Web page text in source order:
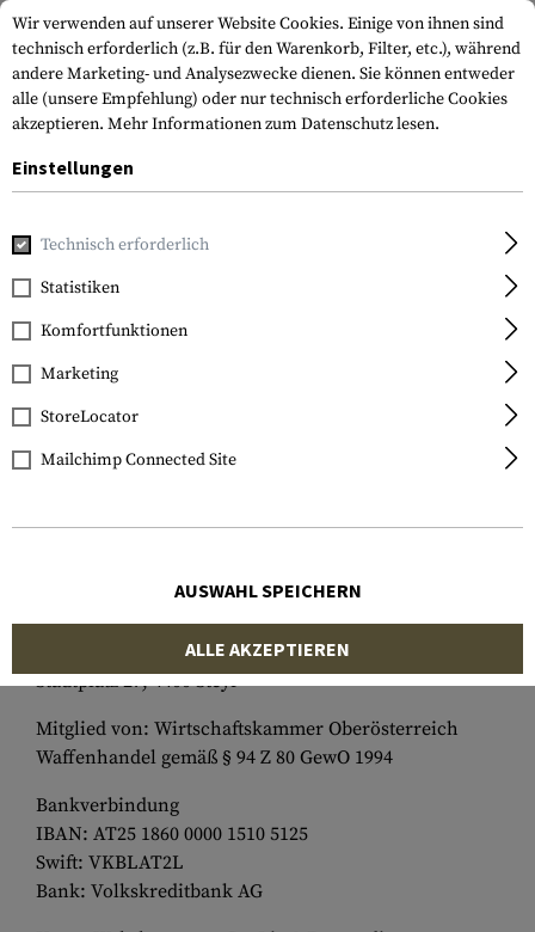
Home Service Impressum
Impressum
TMH Trading -
Ennser Straße 39
Website:https://www.armamat.com
Handelsregistergericht: Landesgericht Steyr,
Spitalskystrasse 1, 4400 Steyr
Behörde gemäß ECG: Magistrat der Stadt Steyr,
Stadtplatz 27, 4400 Steyr
Mitglied von: Wirtschaftskammer Oberösterreich
Waffenhandel gemäß § 94 Z 80 GewO 1994
Bankverbindung
IBAN: AT25 1860 0000 1510 5125
Swift: VKBLAT2L
Bank: Volkskreditbank AG
Wir verwenden auf unserer Website Cookies. Einige von ihnen sind
technisch erforderlich (z.B. für den Warenkorb, Filter, etc.), während
andere Marketing- und Analysezwecke dienen. Sie können entweder
alle (unsere Empfehlung) oder nur technisch erforderliche Cookies
akzeptieren. Mehr Informationen zum Datenschutz lesen.
Einstellungen
Technisch erforderlich
Statistiken
Komfortfunktionen
Marketing
StoreLocator
Mailchimp Connected Site
AUSWAHL SPEICHERN
ALLE AKZEPTIEREN